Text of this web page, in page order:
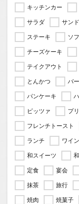
キッチンカー
サラダ
サン
ステーキ
ソ
チーズケーキ
テイクアウト
とんかつ
バー
パンケーキ
ピッツァ
プ
フレンチトースト
ランチ
ワイン
和スイーツ
定食
宴会
抹茶
旅行
焼肉
焼菓子